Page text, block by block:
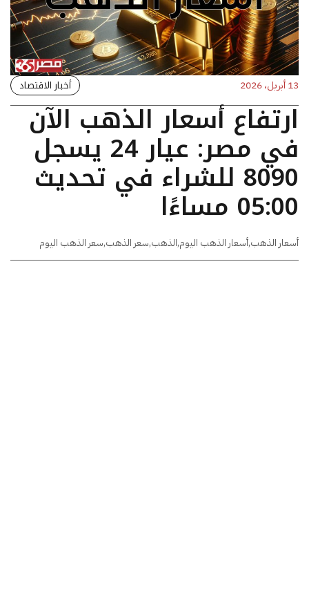
13 أبريل، 2026 أخبار الاقتصاد
ارتفاع أسعار الذهب الآن
في مصر: عيار 24 يسجل
8090 للشراء في تحديث
05:00 مساءًا
أسعار الذهب,أسعار الذهب اليوم,الذهب,سعر الذهب,سعر الذهب اليوم